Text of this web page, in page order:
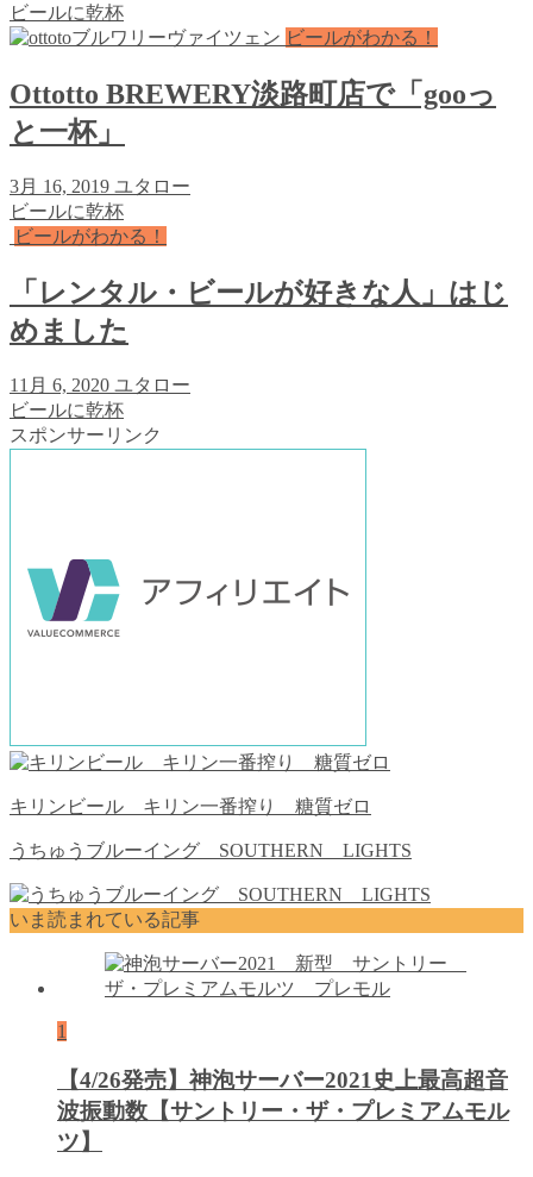
ビールに乾杯
ビールがわかる！
Ottotto BREWERY淡路町店で「gooっ
と一杯」
3月 16, 2019 ユタロー
ビールに乾杯
ビールがわかる！
「レンタル・ビールが好きな人」はじ
めました
11月 6, 2020 ユタロー
ビールに乾杯
スポンサーリンク
キリンビール キリン一番搾り 糖質ゼロ
うちゅうブルーイング SOUTHERN LIGHTS
いま読まれている記事
1
【4/26発売】神泡サーバー2021史上最高超音
波振動数【サントリー・ザ・プレミアムモル
ツ】